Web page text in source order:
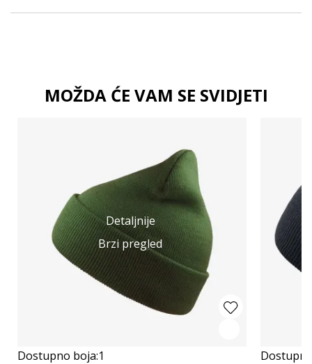
MOŽDA ĆE VAM SE SVIDJETI
Detaljnije
Brzi pregled
Dostupno boja:1